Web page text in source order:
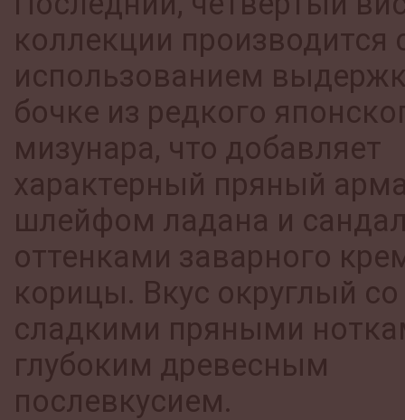
коллекции производится
использованием
бочке из редкого
мизунара, что добавляет
характерный пряный
шлейфом ладана и
оттенками заварного
корицы. Вкус округлый со
сладкими пряными
глубоким древесным
послевкусием.